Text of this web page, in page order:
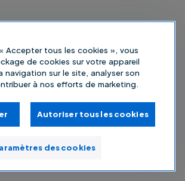
Accepter tous les cookies », vous
de cookies sur votre appareil
navigation sur le site, analyser son
à nos efforts de marketing.
Autoriser tous les cookies
des cookies